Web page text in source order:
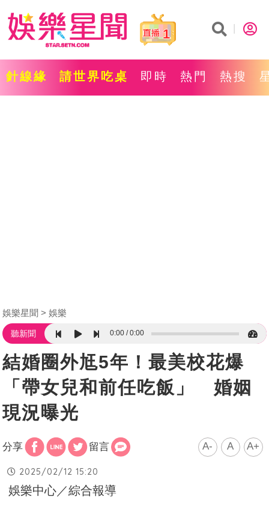
1
針線緣 請世界吃桌 即時 熱門 熱搜
娛樂星聞 娛樂
聽新聞 0:00 0:00
結婚圈外尪5年！最美校花爆
「帶女兒和前任吃飯」 婚姻
現況曝光
分享 留言 A- A A+
2025/02/12 15:20
娛樂中心／綜合報導